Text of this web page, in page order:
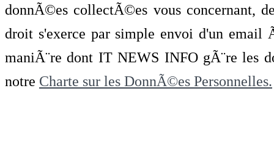
donnÃ©es collectÃ©es vous concernant,
droit s'exerce par simple envoi d'un
maniÃ¨re dont IT NEWS INFO gÃ¨re les
notre Charte sur les DonnÃ©es Personnelles.